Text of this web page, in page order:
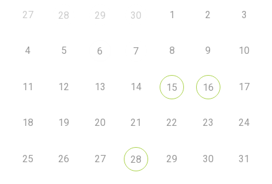
27 28 29 30 1 2 3
4 5 6 7 8 9 10
11 12 13 14 15 16 17
18 19 20 21 22 23 24
25 26 27 28 29 30 31